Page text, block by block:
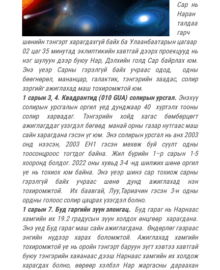
Сар нь
Наран
талдаа
гарч
шөнийн тэнгэрт харагдахгүй байх ба Улаанбаатарын цагаар
02 цаг 35 минутад эклиптикийн хавтгай дээрх проекцууд нь
нэг шулуун дээр буюу Нар, Дэлхийн голд Сар байрлах юм.
Энэ үеэр Сарны гэрэлгүй байх учраас одод, одны
бөөгнөрөл, мананцар, галактик, тэнгэрийн заадас, солир
зэргийг ажиглахад маш тохиромжтой юм.
1 сарын 3, 4. Квадрантид (010 GUA) солирын урсгал. Энэхүү
солирын урсгалын оргил үед дунджаар 40 хүртэлх тооны
солир харвадаг. Тэнгэрийн хойд хагас бөмбөрцөгт
ажиглагддаг үзэгдэл бөгөөд манай орны газар нутгаас маш
сайн харагдана гэсэн үг юм. Энэ солирын урсгал нь анх 2003
онд нээсэн, 2003 EH1 гэсэн мөхөж буй сүүлт одны
тоосонцроос тогтдог байна. Жил бүрийн 1–р сарын 1-5
хооронд болдог. 2022 оны хувьд 3-4 -нд шилжих шөнө оргил
үе нь тохиох юм байна. Энэ үеэр шинэ сар тохиож сарны
гэрэлгүй байх учраас шөнө дунд ажиглахад нэн
тохиромжтой. Их баавгай, Луу,Тариачин гэсэн 3-н одны
ордны голоос солир цацрах үзэгдэл болно.
1 сарын 7. Буд гаргийн зүүн элонгац. Буд гараг нь Нарнаас
хамгийн их 19.2 градусын зүүн холдох өнцгөөр харагдана.
Энэ үед Буд гараг маш сайн ажиглагдана. Өндөрлөг газраас
энгийн нүдээр харах боломжтой. Ажиглахад хамгийн
тохиромжтой үе нь оройн тэнгэрт баруун зүгт хэвтээ хавтгай
буюу тэнгэрийн хаяанаас дээш Нарнаас хамгийн их холдож
харагдах болно, өөрөөр хэлбэл Нар жаргасны дараахан